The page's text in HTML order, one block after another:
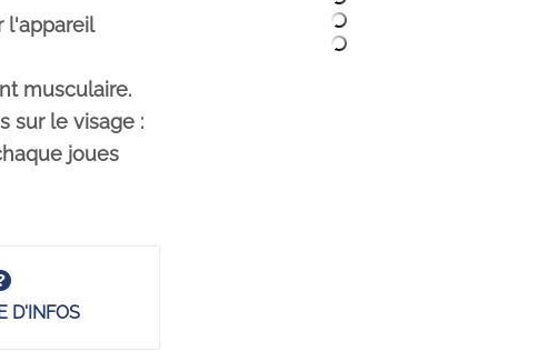
l'appareil
musculaire.
sur le visage :
joues
D'INFOS